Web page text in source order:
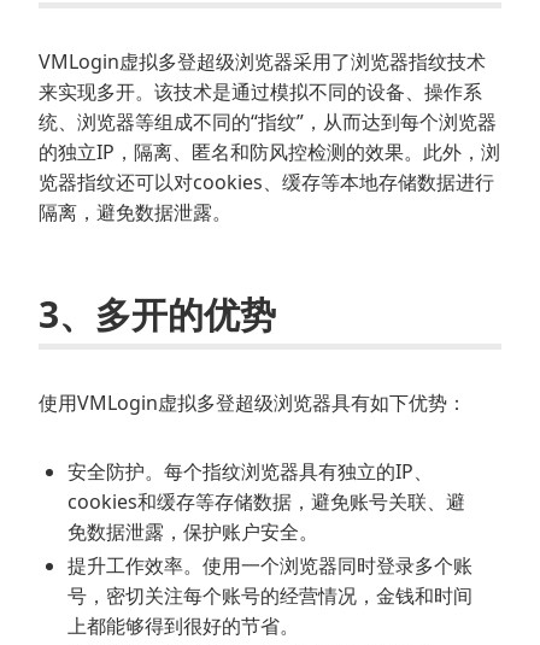
VMLogin虚拟多登超级浏览器采用了浏览器指纹技术
来实现多开。该技术是通过模拟不同的设备、操作系
统、浏览器等组成不同的“指纹”，从而达到每个浏览器
的独立IP，隔离、匿名和防风控检测的效果。此外，浏
览器指纹还可以对cookies、缓存等本地存储数据进行
隔离，避免数据泄露。
3、多开的优势
使用VMLogin虚拟多登超级浏览器具有如下优势：
安全防护。每个指纹浏览器具有独立的IP、
cookies和缓存等存储数据，避免账号关联、避
免数据泄露，保护账户安全。
提升工作效率。使用一个浏览器同时登录多个账
号，密切关注每个账号的经营情况，金钱和时间
上都能够得到很好的节省。